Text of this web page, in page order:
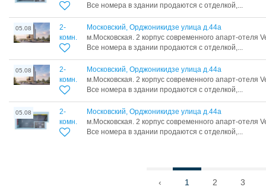
Все номера в здании продаются с отделкой,...
05.08
2-
комн.
Московский, Орджоникидзе улица д.44а
м.Московская. 2 корпус современного апарт-отеля
Все номера в здании продаются с отделкой,...
05.08
2-
комн.
Московский, Орджоникидзе улица д.44а
м.Московская. 2 корпус современного апарт-отеля
Все номера в здании продаются с отделкой,...
05.08
2-
комн.
Московский, Орджоникидзе улица д.44а
м.Московская. 2 корпус современного апарт-отеля
Все номера в здании продаются с отделкой,...
‹ 1 2 3